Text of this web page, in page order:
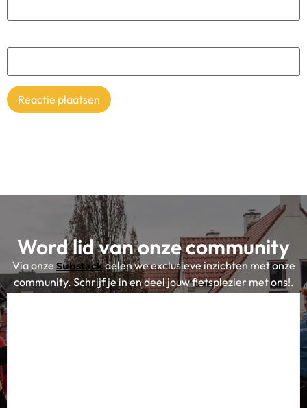
Word lid van onze community
Via onze Substackdelen we exclusieve inzichten met onze
community. Schrijf je in en deel jouw fietsplezier met ons!.